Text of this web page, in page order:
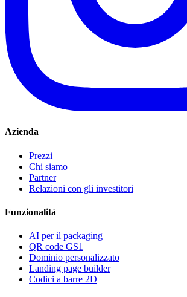
Azienda
Prezzi
Chi siamo
Partner
Relazioni con gli investitori
Funzionalità
AI per il packaging
QR code GS1
Dominio personalizzato
Landing page builder
Codici a barre 2D